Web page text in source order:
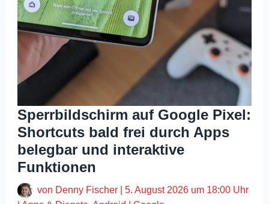
Sperrbildschirm auf Google Pixel:
Shortcuts bald frei durch Apps
belegbar und interaktive
Funktionen
von Denny Fischer |5. August 2026 um 18:00 Uhr